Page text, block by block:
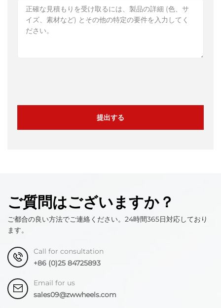
提出する
ご質問はございますか？
ご都合の良い方法でご連絡ください。24時間365日対応しており
ます。
Call for consultation
+86 (0)25 84725893
Email for us
sales09@zwwheels.com